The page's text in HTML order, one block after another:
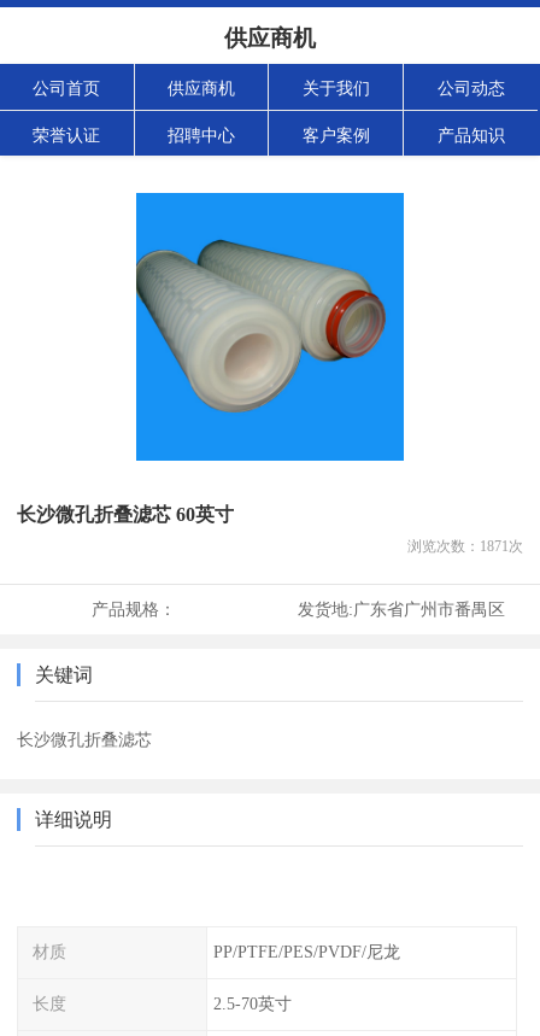
供应商机
公司首页 供应商机 关于我们 公司动态
荣誉认证 招聘中心 客户案例 产品知识
长沙微孔折叠滤芯 60英寸
浏览次数： 1871次
产品规格： 发货地:广东省广州市番禺区
关键词
长沙微孔折叠滤芯
详细说明
材质 PP/PTFE/PES/PVDF/尼龙
长度 2.5-70英寸